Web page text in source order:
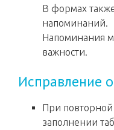
В формах
напоминаний.
Напоминания
важности.
Исправление
При повторной
заполнении